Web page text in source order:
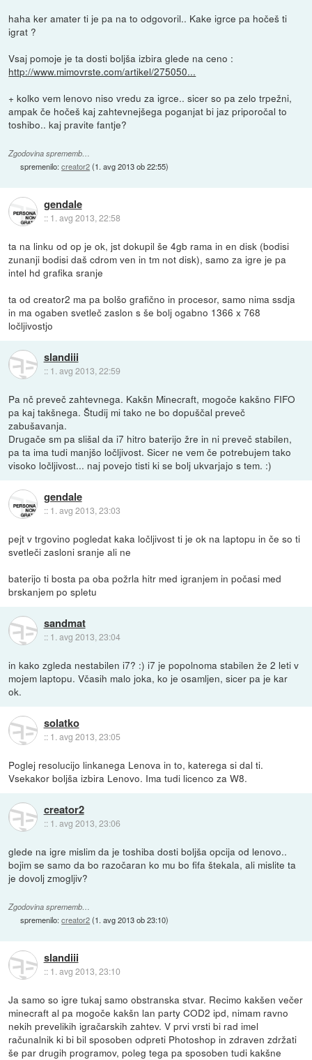
haha ker amater ti je pa na to odgovoril.. Kake igrce pa hočeš ti
igrat ?
Vsaj pomoje je ta dosti boljša izbira glede na ceno :
http://www.mimovrste.com/artikel/275050...
+ kolko vem lenovo niso vredu za igrce.. sicer so pa zelo trpežni,
ampak če hočeš kaj zahtevnejšega poganjat bi jaz priporočal to
toshibo.. kaj pravite fantje?
Zgodovina sprememb…
spremenilo:creator2(1. avg 2013 ob 22:55)
gendale
:: 1. avg 2013, 22:58
ta na linku od op je ok, jst dokupil še 4gb rama in en disk (bodisi
zunanji bodisi daš cdrom ven in tm not disk), samo za igre je pa
intel hd grafika sranje
ta od creator2 ma pa bolšo grafično in procesor, samo nima ssdja
in ma ogaben svetleč zaslon s še bolj ogabno 1366 x 768
ločljivostjo
slandiii
:: 1. avg 2013, 22:59
Pa nč preveč zahtevnega. Kakšn Minecraft, mogoče kakšno FIFO
pa kaj takšnega. Študij mi tako ne bo dopuščal preveč
zabušavanja.
Drugače sm pa slišal da i7 hitro baterijo žre in ni preveč stabilen,
pa ta ima tudi manjšo ločljivost. Sicer ne vem če potrebujem tako
visoko ločljivost... naj povejo tisti ki se bolj ukvarjajo s tem. :)
gendale
:: 1. avg 2013, 23:03
pejt v trgovino pogledat kaka ločljivost ti je ok na laptopu in če so ti
svetleči zasloni sranje ali ne
baterijo ti bosta pa oba požrla hitr med igranjem in počasi med
brskanjem po spletu
sandmat
:: 1. avg 2013, 23:04
in kako zgleda nestabilen i7? :) i7 je popolnoma stabilen že 2 leti v
mojem laptopu. Včasih malo joka, ko je osamljen, sicer pa je kar
ok.
solatko
:: 1. avg 2013, 23:05
Poglej resolucijo linkanega Lenova in to, katerega si dal ti.
Vsekakor boljša izbira Lenovo. Ima tudi licenco za W8.
creator2
:: 1. avg 2013, 23:06
glede na igre mislim da je toshiba dosti boljša opcija od lenovo..
bojim se samo da bo razočaran ko mu bo fifa štekala, ali mislite ta
je dovolj zmogljiv?
Zgodovina sprememb…
spremenilo:creator2(1. avg 2013 ob 23:10)
slandiii
:: 1. avg 2013, 23:10
Ja samo so igre tukaj samo obstranska stvar. Recimo kakšen večer
minecraft al pa mogoče kakšn lan party COD2 ipd, nimam ravno
nekih prevelikih igračarskih zahtev. V prvi vrsti bi rad imel
računalnik ki bi bil sposoben odpreti Photoshop in zdraven zdržati
še par drugih programov, poleg tega pa sposoben tudi kakšne